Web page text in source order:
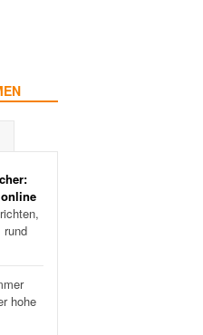
rund
hohe